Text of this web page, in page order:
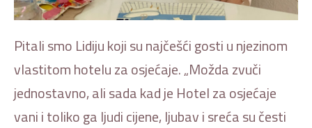
Pitali smo Lidiju koji su najčešći gosti u njezinom
vlastitom hotelu za osjećaje. „Možda zvuči
jednostavno, ali sada kad je Hotel za osjećaje
vani i toliko ga ljudi cijene, ljubav i sreća su česti